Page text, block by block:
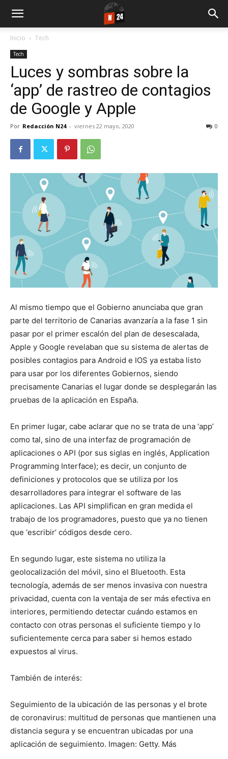
Inicio Tech
Tech
Luces y sombras sobre la
‘app’ de rastreo de contagios
de Google y Apple
Por Redacción N24 - viernes 22 mayo, 2020 0
Al mismo tiempo que el Gobierno anunciaba que gran
parte del territorio de Canarias avanzaría a la fase 1 sin
pasar por el primer escalón del plan de desescalada,
Apple y Google revelaban que su sistema de alertas de
posibles contagios para Android e IOS ya estaba listo
para usar por los diferentes Gobiernos, siendo
precisamente Canarias el lugar donde se desplegarán las
pruebas de la aplicación en España.
En primer lugar, cabe aclarar que no se trata de una ‘app’
como tal, sino de una interfaz de programación de
aplicaciones o API (por sus siglas en inglés, Application
Programming Interface); es decir, un conjunto de
definiciones y protocolos que se utiliza por los
desarrolladores para integrar el software de las
aplicaciones. Las API simplifican en gran medida el
trabajo de los programadores, puesto que ya no tienen
que ‘escribir’ códigos desde cero.
En segundo lugar, este sistema no utiliza la
geolocalización del móvil, sino el Bluetooth. Esta
tecnología, además de ser menos invasiva con nuestra
privacidad, cuenta con la ventaja de ser más efectiva en
interiores, permitiendo detectar cuándo estamos en
contacto con otras personas el suficiente tiempo y lo
suficientemente cerca para saber si hemos estado
expuestos al virus.
También de interés:
Seguimiento de la ubicación de las personas y el brote
de coronavirus: multitud de personas que mantienen una
distancia segura y se encuentran ubicadas por una
aplicación de seguimiento. Imagen: Getty. Más